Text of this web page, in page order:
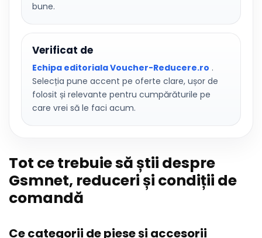
bune.
Verificat de
Echipa editoriala Voucher-Reducere.ro .
Selecția pune accent pe oferte clare, ușor de
folosit și relevante pentru cumpărăturile pe
care vrei să le faci acum.
Tot ce trebuie să știi despre
Gsmnet, reduceri și condiții de
comandă
Ce categorii de piese și accesorii